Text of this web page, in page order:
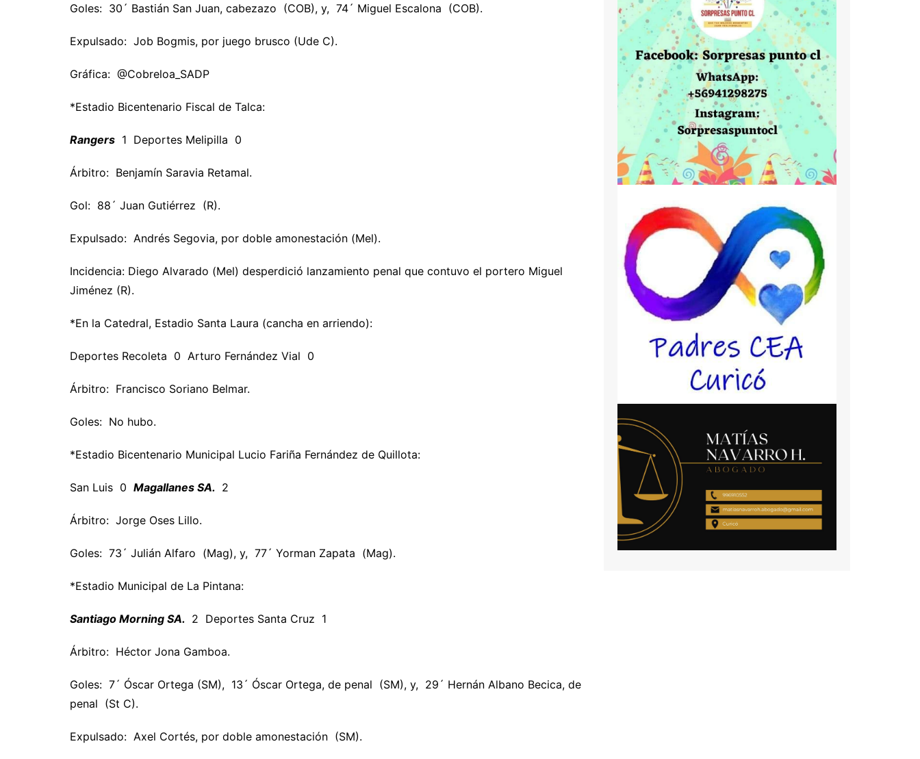
Goles: 30´ Bastián San Juan, cabezazo (COB), y, 74´ Miguel Escalona (COB).
Expulsado: Job Bogmis, por juego brusco (Ude C).
Gráfica: @Cobreloa_SADP
*Estadio Bicentenario Fiscal de Talca:
Rangers 1 Deportes Melipilla 0
Árbitro: Benjamín Saravia Retamal.
Gol: 88´ Juan Gutiérrez (R).
Expulsado: Andrés Segovia, por doble amonestación (Mel).
Incidencia: Diego Alvarado (Mel) desperdició lanzamiento penal que contuvo el portero Miguel
Jiménez (R).
*En la Catedral, Estadio Santa Laura (cancha en arriendo):
Deportes Recoleta 0 Arturo Fernández Vial 0
Árbitro: Francisco Soriano Belmar.
Goles: No hubo.
*Estadio Bicentenario Municipal Lucio Fariña Fernández de Quillota:
San Luis 0 Magallanes SA. 2
Árbitro: Jorge Oses Lillo.
Goles: 73´ Julián Alfaro (Mag), y, 77´ Yorman Zapata (Mag).
*Estadio Municipal de La Pintana:
Santiago Morning SA. 2 Deportes Santa Cruz 1
Árbitro: Héctor Jona Gamboa.
Goles: 7´ Óscar Ortega (SM), 13´ Óscar Ortega, de penal (SM), y, 29´ Hernán Albano Becica, de
penal (St C).
Expulsado: Axel Cortés, por doble amonestación (SM).